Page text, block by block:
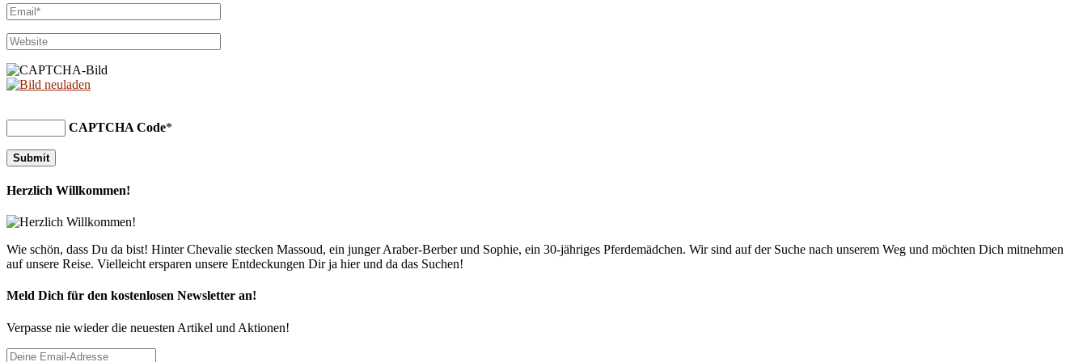
CAPTCHA Code*
Herzlich Willkommen!
Wie schön, dass Du da bist! Hinter Chevalie stecken Massoud, ein junger Araber-Berber und Sophie, ein 30-jähriges Pferdemädchen. Wir sind auf der Suche nach unserem Weg und möchten Dich mitnehmen
auf unsere Reise. Vielleicht ersparen unsere Entdeckungen Dir ja hier und da das Suchen!
Meld Dich für den kostenlosen Newsletter an!
Verpasse nie wieder die neuesten Artikel und Aktionen!